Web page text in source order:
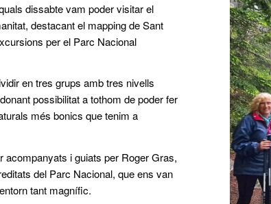
dissabte vam poder visitar el
destacant el mapping de Sant
per el Parc Nacional
en tres grups amb tres nivells
possibilitat a tothom de poder fer
més bonics que tenim a
acompanyats i guiats per Roger Gras,
del Parc Nacional, que ens van
tant magnífic.